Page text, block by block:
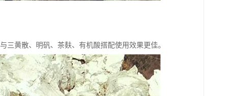
三黄散、明矾、茶麸、有机酸搭配使用效果更佳。